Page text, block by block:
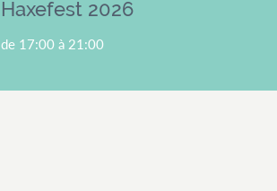
Haxefest 2026
de 17:00 à 21:00